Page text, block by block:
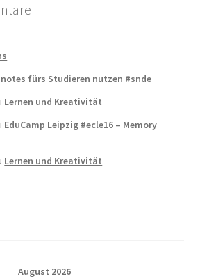
fürs Studieren nutzen #snde
Lernen und Kreativität
EduCamp Leipzig #ecle16 – Memory
Lernen und Kreativität
August 2026